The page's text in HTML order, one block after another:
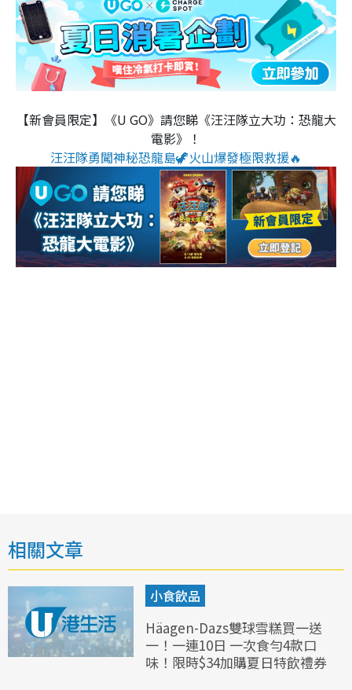
【新會員限定】《U GO》請您睇《汪汪隊立大功：恐龍大
電影》！
汪汪隊勇闖神秘恐龍島🦖火山爆發極限救援🔥
相關文章
小食飲品
Häagen-Dazs雙球雪糕買一送
一！一連10日 一次食勻4款口
味！限時$34加購夏日特飲禮券